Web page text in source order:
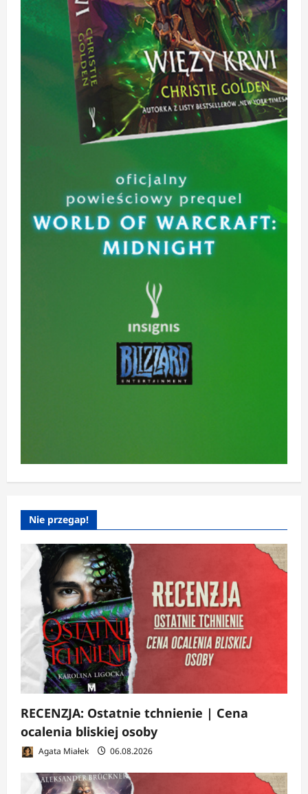
Nie przegap!
RECENZJA: Ostatnie tchnienie | Cena
ocalenia bliskiej osoby
Agata Miałek 06.08.2026